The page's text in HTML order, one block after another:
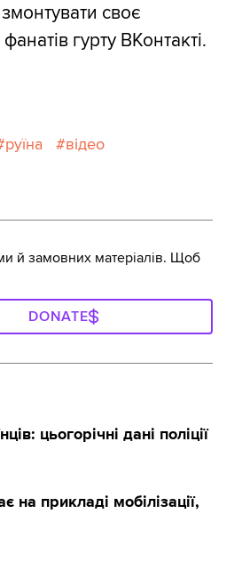
своє
фанатів гурту ВКонтакті.
руїна відео
й замовних матеріалів. Щоб
DONATE
цьогорічні дані поліції
на прикладі мобілізації,